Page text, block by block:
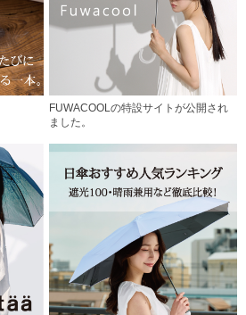
FUWACOOLの特設サイトが公開され
ました。